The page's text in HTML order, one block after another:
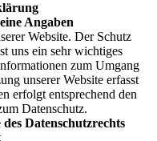
Angaben
Website. Der Schutz
uns ein sehr wichtiges
zum Umgang
unserer Website erfasst
erfolgt entsprechend den
Datenschutz.
Datenschutzrechts